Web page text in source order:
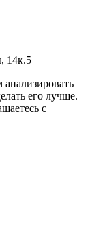
14к.5
его лучше.
с